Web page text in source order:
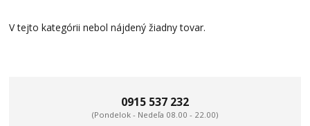
V tejto kategórii nebol nájdený žiadny tovar.
0915 537 232
(Pondelok - Nedeľa 08.00 - 22.00)